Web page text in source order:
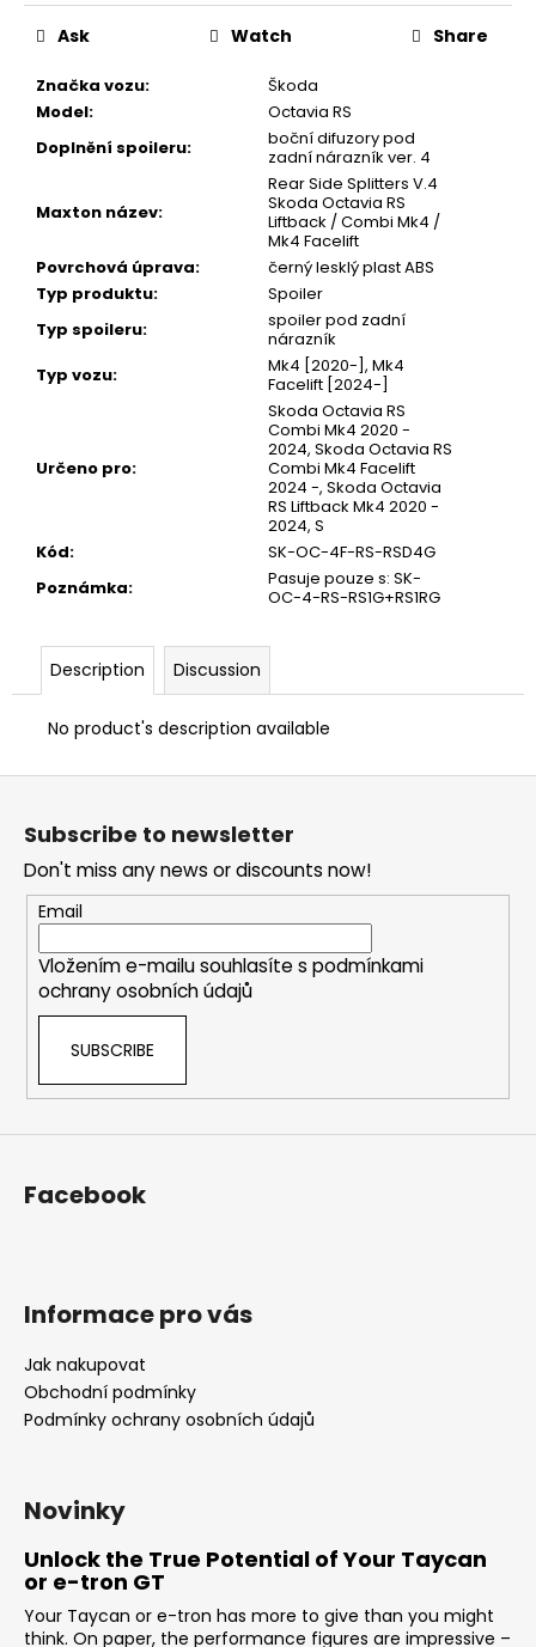
price:
Značka vozu:
Škoda
Model:
Octavia RS
Doplnění spoileru:
boční difuzory pod
zadní nárazník ver. 4
Maxton název:
Rear Side Splitters V.4
Skoda Octavia RS
Liftback / Combi Mk4 /
Mk4 Facelift
Povrchová úprava:
černý lesklý plast ABS
Typ produktu:
Spoiler
Typ spoileru:
spoiler pod zadní
nárazník
Typ vozu:
Mk4 [2020-], Mk4
Facelift [2024-]
Určeno pro:
Skoda Octavia RS
Combi Mk4 2020 -
2024, Skoda Octavia RS
Combi Mk4 Facelift
2024 -, Skoda Octavia
RS Liftback Mk4 2020 -
2024, S
Kód:
SK-OC-4F-RS-RSD4G
Poznámka:
Pasuje pouze s: SK-
OC-4-RS-RS1G+RS1RG
Ask Watch Share
Description Discussion
No product's description available
F
Subscribe to newsletter
Don't miss any news or discounts now!
Email
Vložením e-mailu souhlasíte s podmínkami
ochrany osobních údajů
SUBSCRIBE
Facebook
Informace pro vás
Jak nakupovat
Obchodní podmínky
Podmínky ochrany osobních údajů
Novinky
Unlock the True Potential of Your Taycan
or e-tron GT
Your Taycan or e-tron has more to give than you might
think. On paper, the performance figures are impressive –